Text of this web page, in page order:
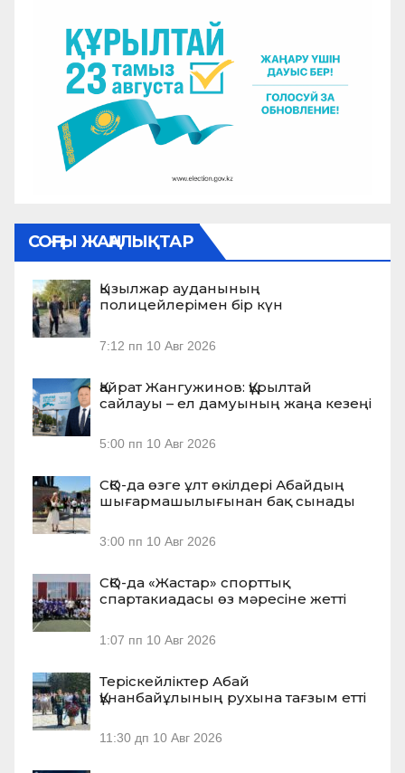
СОҢҒЫ ЖАҢАЛЫҚТАР
Қызылжар ауданының
полицейлерімен бір күн
7:12 пп 10 Авг 2026
Қайрат Жангужинов: Құрылтай
сайлауы – ел дамуының жаңа кезеңі
5:00 пп 10 Авг 2026
СҚО-да өзге ұлт өкілдері Абайдың
шығармашылығынан бақ сынады
3:00 пп 10 Авг 2026
СҚО-да «Жастар» спорттық
спартакиадасы өз мәресіне жетті
1:07 пп 10 Авг 2026
Теріскейліктер Абай
Құнанбайұлының рухына тағзым етті
11:30 дп 10 Авг 2026